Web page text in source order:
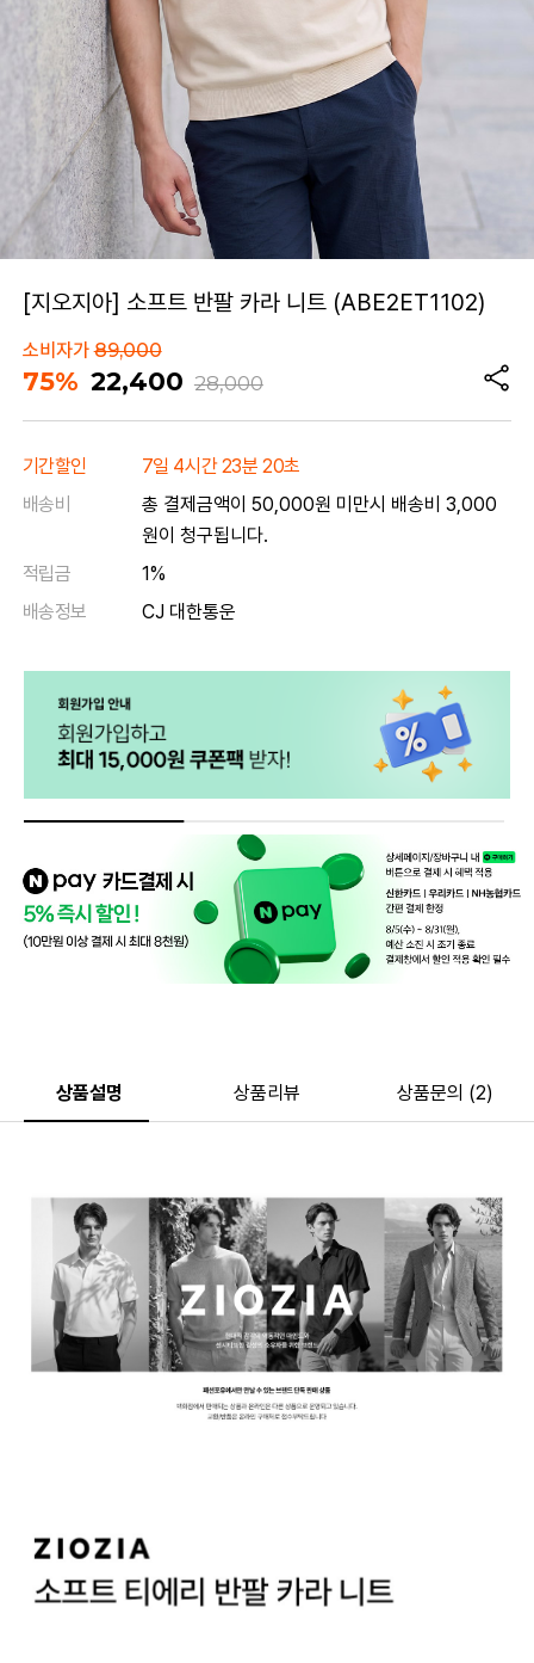
[지오지아] 소프트 반팔 카라 니트 (ABE2ET1102)
소비자가89,000
75% 22,400 28,000
기간할인
7일 4시간 23분 20초
배송비
총 결제금액이 50,000원 미만시 배송비 3,000
원이 청구됩니다.
적립금
1%
배송정보
CJ 대한통운
상품설명 상품리뷰 상품문의 (2)